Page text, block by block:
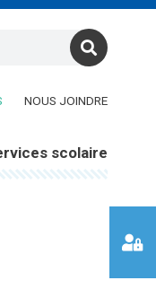
FENÊTRE)
(CE LIEN OUVRE DANS UNE
NOUS JOINDRE
scolaire